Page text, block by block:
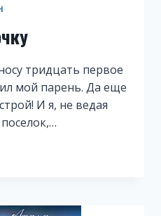
тридцать первое
мой парень. Да еще
И я, не ведая